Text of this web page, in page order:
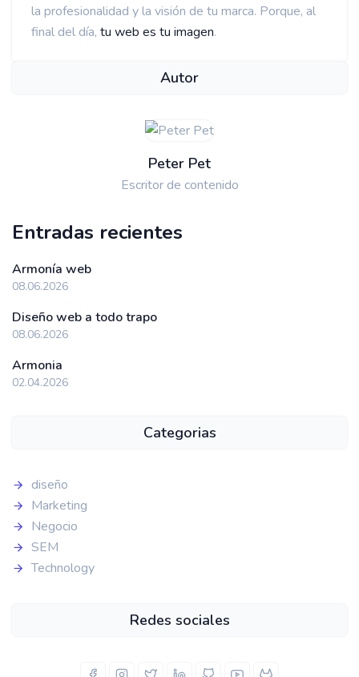
la profesionalidad y la visión de tu marca. Porque, al
final del día, tu web es tu imagen.
Autor
Peter Pet
Escritor de contenido
Entradas recientes
Armonía web
08.06.2026
Diseño web a todo trapo
08.06.2026
Armonia
02.04.2026
Categorias
diseño
Marketing
Negocio
SEM
Technology
Redes sociales